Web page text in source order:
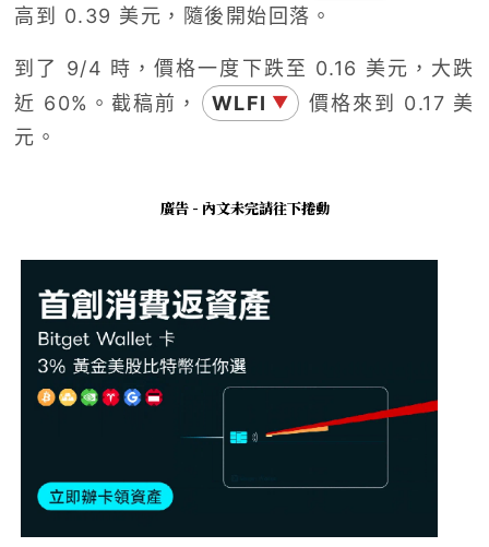
高到 0.39 美元，隨後開始回落。
到了 9/4 時，價格一度下跌至 0.16 美元，大跌
近 60%。截稿前，
WLFI ▼
價格來到 0.17 美
元。
廣告 - 內文未完請往下捲動